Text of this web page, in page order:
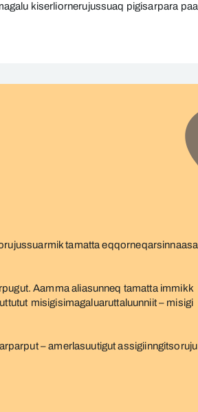
kiserliornerujussuaq pigisarpara paa
tamatta eqqorneqarsinnaasa
Aamma aliasunneq tamatta immikk
misigisimagaluaruttaluunniit – misigi
– amerlasuutigut assigiinngitsoruju